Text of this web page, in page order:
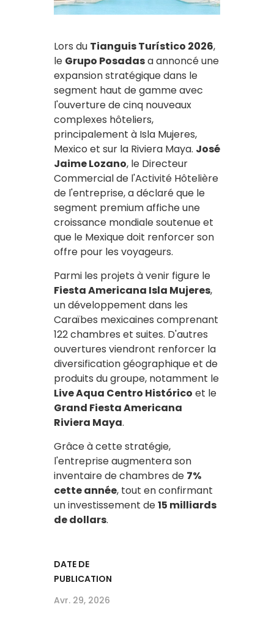
Lors du Tianguis Turístico 2026,
le Grupo Posadasa annoncé une
expansion stratégique dans le
segment haut de gamme avec
l'ouverture de cinq nouveaux
complexes hôteliers,
principalement à Isla Mujeres,
Mexico et sur la Riviera Maya. José
Jaime Lozano, le Directeur
Commercial de l'Activité Hôtelière
de l'entreprise, a déclaré que le
segment premium affiche une
croissance mondiale soutenue et
que le Mexique doit renforcer son
offre pour les voyageurs.
Parmi les projets à venir figure le
Fiesta Americana Isla Mujeres,
un développement dans les
Caraïbes mexicaines comprenant
122 chambres et suites. D'autres
ouvertures viendront renforcer la
diversification géographique et de
produits du groupe, notamment le
Live Aqua Centro Histórico et le
Grand Fiesta Americana
Riviera Maya.
Grâce à cette stratégie,
l'entreprise augmentera son
inventaire de chambres de 7%
cette année, tout en confirmant
un investissement de15 milliards
de dollars.
DATE DE
PUBLICATION
Avr. 29, 2026